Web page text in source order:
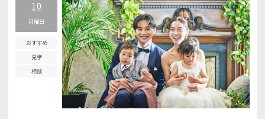
10
月曜日
おすすめ
見学
相談